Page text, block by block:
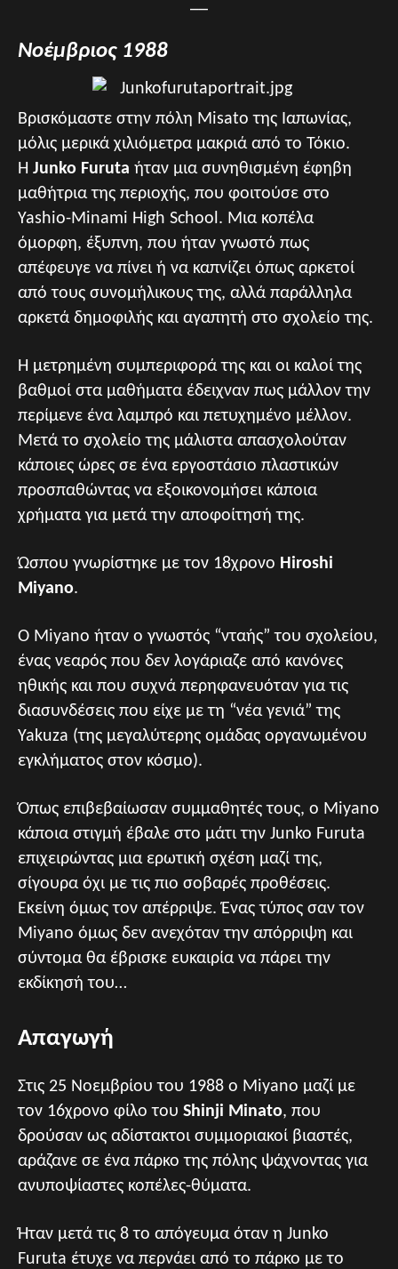
Νοέμβριος 1988
Βρισκόμαστε στην πόλη Misato της Ιαπωνίας,
μόλις μερικά χιλιόμετρα μακριά από το Τόκιο.
Η Junko Furuta ήταν μια συνηθισμένη έφηβη
μαθήτρια της περιοχής, που φοιτούσε στο
Yashio-Minami High School. Μια κοπέλα
όμορφη, έξυπνη, που ήταν γνωστό πως
απέφευγε να πίνει ή να καπνίζει όπως αρκετοί
από τους συνομήλικους της, αλλά παράλληλα
αρκετά δημοφιλής και αγαπητή στο σχολείο της.
Η μετρημένη συμπεριφορά της και οι καλοί της
βαθμοί στα μαθήματα έδειχναν πως μάλλον την
περίμενε ένα λαμπρό και πετυχημένο μέλλον.
Μετά το σχολείο της μάλιστα απασχολούταν
κάποιες ώρες σε ένα εργοστάσιο πλαστικών
προσπαθώντας να εξοικονομήσει κάποια
χρήματα για μετά την αποφοίτησή της.
Ώσπου γνωρίστηκε με τον 18χρονο Hiroshi
Miyano.
Ο Miyano ήταν ο γνωστός “νταής” του σχολείου,
ένας νεαρός που δεν λογάριαζε από κανόνες
ηθικής και που συχνά περηφανευόταν για τις
διασυνδέσεις που είχε με τη “νέα γενιά” της
Yakuza (της μεγαλύτερης ομάδας οργανωμένου
εγκλήματος στον κόσμο).
Όπως επιβεβαίωσαν συμμαθητές τους, ο Miyano
κάποια στιγμή έβαλε στο μάτι την Junko Furuta
επιχειρώντας μια ερωτική σχέση μαζί της,
σίγουρα όχι με τις πιο σοβαρές προθέσεις.
Εκείνη όμως τον απέρριψε. Ένας τύπος σαν τον
Miyano όμως δεν ανεχόταν την απόρριψη και
σύντομα θα έβρισκε ευκαιρία να πάρει την
εκδίκησή του…
Απαγωγή
Στις 25 Νοεμβρίου του 1988 ο Miyano μαζί με
τον 16χρονο φίλο του Shinji Minato, που
δρούσαν ως αδίστακτοι συμμοριακοί βιαστές,
αράζανε σε ένα πάρκο της πόλης ψάχνοντας για
ανυποψίαστες κοπέλες-θύματα.
Ήταν μετά τις 8 το απόγευμα όταν η Junko
Furuta έτυχε να περνάει από το πάρκο με το